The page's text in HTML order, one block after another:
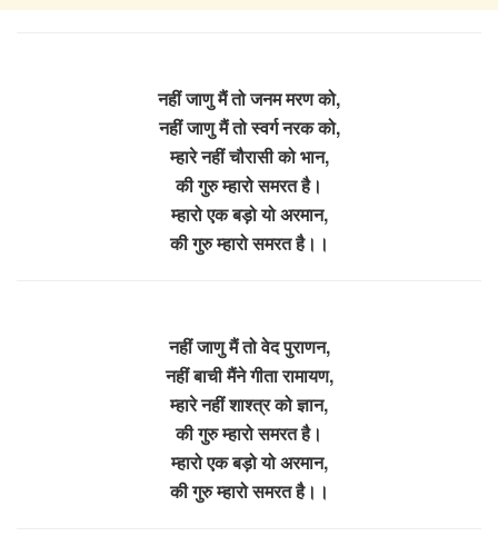
नहीं जाणु मैं तो जनम मरण को,
नहीं जाणु मैं तो स्वर्ग नरक को,
म्हारे नहीं चौरासी को भान,
की गुरु म्हारो समरत है।
म्हारो एक बड़ो यो अरमान,
की गुरु म्हारो समरत है।।
नहीं जाणु मैं तो वेद पुराणन,
नहीं बाची मैंने गीता रामायण,
म्हारे नहीं शाश्त्र को ज्ञान,
की गुरु म्हारो समरत है।
म्हारो एक बड़ो यो अरमान,
की गुरु म्हारो समरत है।।